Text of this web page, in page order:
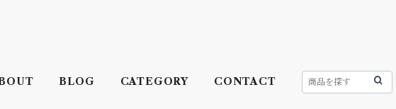
BLOG CATEGORY CONTACT